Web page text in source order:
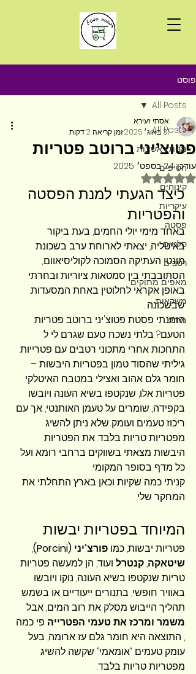
פוסט
All Posts
מנות ראשונות
חטיפים
קינוחים
עיקריות
פסטה
סלטים
רטבים
מאפים מתוקים
משקאות
מידע
All Posts
פטוצ'יני ברוטב פטריות
אסתי זעירא
31 באוג׳ 2025
זמן קריאה 2 דקות
עודכן:24 בספט׳ 2025
דירוג של NaN מתוך 5 כוכבים
כיצד הגעתי למנת הפסטה
והפטריות
באחד מימי יולי החמים, בעת ביקור
באיטליה, יצאתי לארוחת ערב בשכונת
מונטי העתיקה הסמוכה לקוליסיאוום.,
הסתובבתי בין סמטאות ציוריות ובחרתי
באופן אקראי לחלוטין באחת המסעדות.
שבשכונה .
הזמנתי פסטת פטוצ'יני ברוטב פטריות.
הטעם? בלתי נשכח. טעם שגרם לי ל
התחכות אחרי מתכוני רטבים עם פטרייות.
גיליתי שהסוד טמון בפטריות היבשות –
חומר גלם אהוב ואצילי במטבח האיטלקי.
פטריות אלו, שנקטפו בשיא העונה ויובשו
בקפידה, שומרים על טעמן האותנטי, אך עם
ריכוז טעמים ועומק שלא ניתן להשיג
מפטריות טריות בלבד. את הפטריות
היבשות מצאתי בשווקים ברחבי רומא ועל
כל מדף בסופר המקומי.
קניתי כמה שקיות וכאן בארץ התחלתי את
המחקר שלי.
המיוחד בפטריות יבשות
פטריות יבשות, כמו פורצ’יני (Porcini)
,
שיטאקה, קנטרל ועוד, הן למעשה פטריות
טריות שנקטפו בשיא העונה, נוקו ויובשו
באוויר חופשי, בתנורים ייעודיים או בשמש.
תהליך הייבוש מסלק את רוב המים, אבל
משמר ומרכז את טעמי הפטרייה פי כמה
, התוצאה היא חומר גלם עז ארומה, בעל
עומק טעמים “אומאמי” שקשה להשיג
מפטריות טריות בלבד.